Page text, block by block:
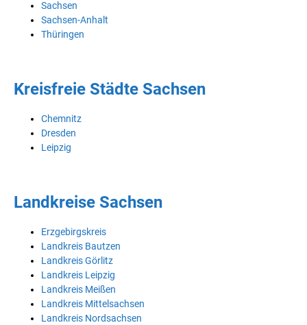
Sachsen
Sachsen-Anhalt
Thüringen
Kreisfreie Städte Sachsen
Chemnitz
Dresden
Leipzig
Landkreise Sachsen
Erzgebirgskreis
Landkreis Bautzen
Landkreis Görlitz
Landkreis Leipzig
Landkreis Meißen
Landkreis Mittelsachsen
Landkreis Nordsachsen